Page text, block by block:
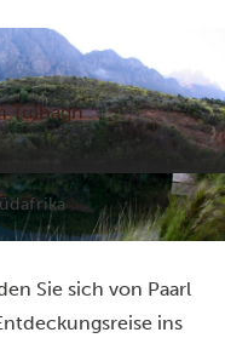
Tulbagh
Sie sich von Paarl
ins